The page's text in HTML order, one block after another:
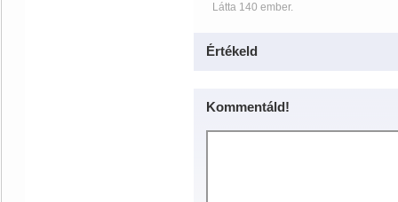
Látta 140 ember.
Értékeld
Kommentáld!